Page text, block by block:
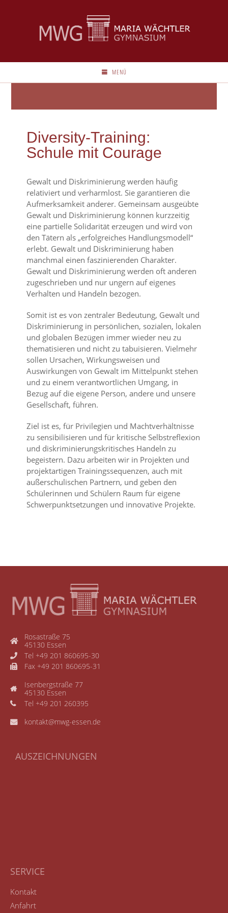
MENÜ
Diversity-Training:
Schule mit Courage
Gewalt und Diskriminierung werden häufig
relativiert und verharmlost. Sie garantieren die
Aufmerksamkeit anderer. Gemeinsam ausgeübte
Gewalt und Diskriminierung können kurzzeitig
eine partielle Solidarität erzeugen und wird von
den Tätern als „erfolgreiches Handlungsmodell“
erlebt. Gewalt und Diskriminierung haben
manchmal einen faszinierenden Charakter.
Gewalt und Diskriminierung werden oft anderen
zugeschrieben und nur ungern auf eigenes
Verhalten und Handeln bezogen.
Somit ist es von zentraler Bedeutung, Gewalt und
Diskriminierung in persönlichen, sozialen, lokalen
und globalen Bezügen immer wieder neu zu
thematisieren und nicht zu tabuisieren. Vielmehr
sollen Ursachen, Wirkungsweisen und
Auswirkungen von Gewalt im Mittelpunkt stehen
und zu einem verantwortlichen Umgang, in
Bezug auf die eigene Person, andere und unsere
Gesellschaft, führen.
Ziel ist es, für Privilegien und Machtverhältnisse
zu sensibilisieren und für kritische Selbstreflexion
und diskriminierungskritisches Handeln zu
begeistern. Dazu arbeiten wir in Projekten und
projektartigen Trainingssequenzen, auch mit
außerschulischen Partnern, und geben den
Schülerinnen und Schülern Raum für eigene
Schwerpunktsetzungen und innovative Projekte.
Rosastraße 75
45130 Essen
Tel +49 201 860695-30
Fax +49 201 860695-31
Isenbergstraße 77
45130 Essen
Tel +49 201 260395
kontakt@mwg-essen.de
AUSZEICHNUNGEN
SERVICE
Kontakt
Anfahrt